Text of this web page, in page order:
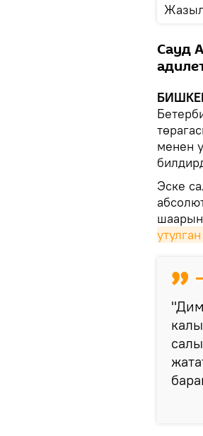
Сауд
менен
Эске
утулган